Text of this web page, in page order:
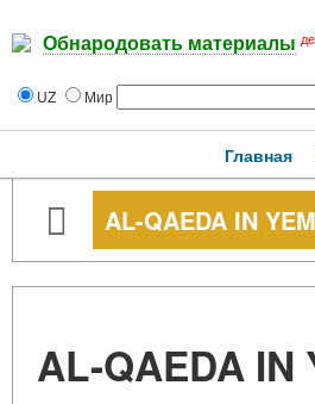
Обнародовать материалы
UZ Мир
Главная
AL-QAEDA IN
AL-QAEDA IN